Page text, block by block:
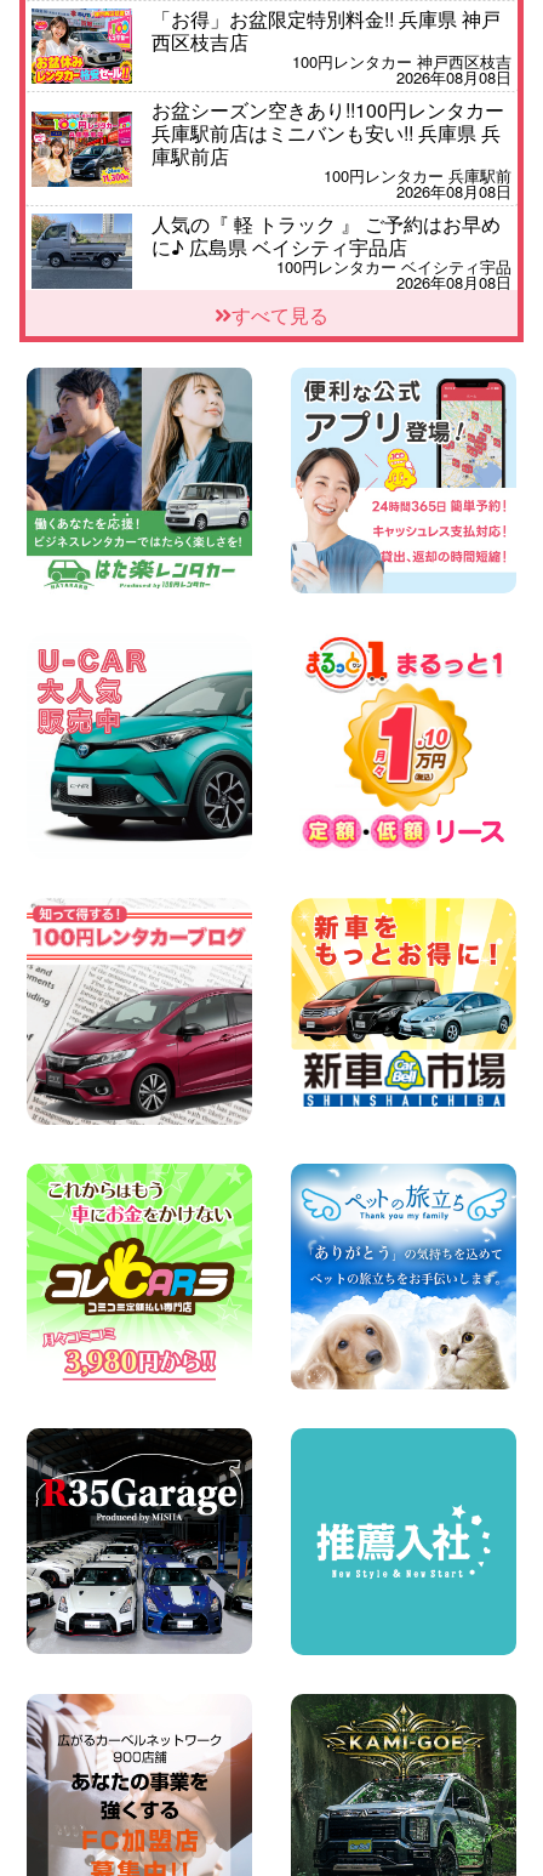
「お得」お盆限定特別料金!! 兵庫県 神戸
西区枝吉店
100円レンタカー 神戸西区枝吉
2026年08月08日
お盆シーズン空きあり!!100円レンタカー
兵庫駅前店はミニバンも安い!! 兵庫県 兵
庫駅前店
100円レンタカー 兵庫駅前
2026年08月08日
人気の『 軽 トラック 』 ご予約はお早め
に♪ 広島県 ベイシティ宇品店
100円レンタカー ベイシティ宇品
2026年08月08日
★WRX 作業紹介★ 三重県 四日市インタ
ー店
2026年08月08日
横浜弥生台店限定!!夏季特別キャンペーン
のお知らせ!! 神奈川県 横浜弥生台店
100円レンタカー 横浜弥生台
2026年08月08日
2026三河安城店お盆休みご連絡 愛知県
三河安城店
100円レンタカー 三河安城
2026年08月08日
☆ お盆特別乗り放題プラン ☆ 埼玉県 杉
佐渡でのドライブは安全第一!交通事故に
ご注意ください 新潟県 佐渡空港店
100円レンタカー 佐渡空港
2026年08月07日
楽しい佐渡旅行を守るために!安全運転の
お願い 新潟県 両津店
100円レンタカー 両津
2026年08月07日
100円レンタカー 中川かの里
2026年08月07日
☆ 夏休みクーポン登場!最大9,500円おト
ク! ☆ 鳥取県 鳥取青谷店
100円レンタカー 鳥取青谷
2026年08月07日
人気のハイエース!! 大阪府 寝屋川太間東
町店
100円レンタカー 寝屋川太間東町
2026年08月07日
夏季休暇のお知らせ 東京都 墨田両国店
100円レンタカー 墨田両国
2026年08月07日
夏季休暇のお知らせ 東京都 墨田文花店
100円レンタカー 墨田文花
2026年08月07日
お盆も休まず営業します! 神奈川県 横浜
旭南本宿町店
100円レンタカー 横浜旭南本宿町
2026年08月07日
坂出川津店
【カーシェアのレンタカーが2台になりま
した!】 岐阜県 各務原那加店
100円レンタカー 各務原那加
2026年08月06日
すべて見る